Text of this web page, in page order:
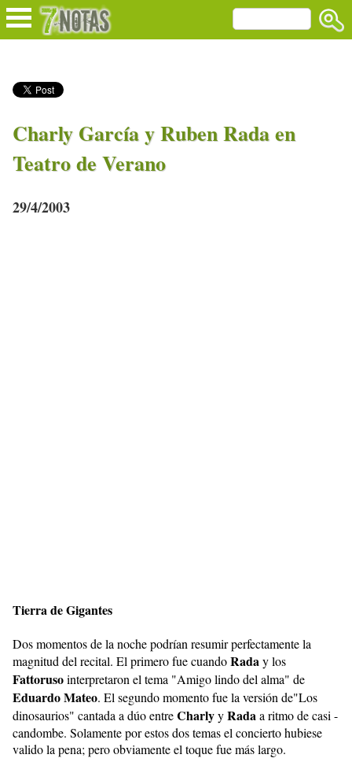
Charly García y Ruben Rada en
Teatro de Verano
29/4/2003
Tierra de Gigantes
Dos momentos de la noche podrían resumir perfectamente la
magnitud del recital. El primero fue cuandoRaday los
Fattorusointerpretaron el tema "Amigo lindo del alma" de
Eduardo Mateo. El segundo momento fue la versión de"Los
dinosaurios" cantada a dúo entreCharlyyRadaa ritmo de casi -
candombe. Solamente por estos dos temas el concierto hubiese
valido la pena; pero obviamente el toque fue más largo.